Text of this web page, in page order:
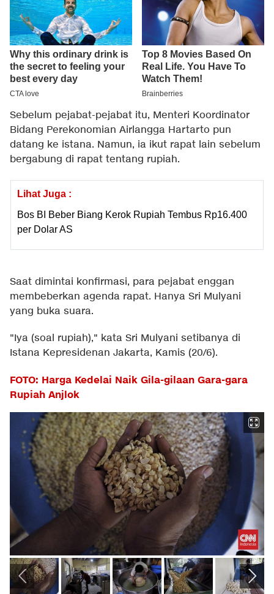
Sebelum pejabat-pejabat itu, Menteri Koordinator
Bidang Perekonomian Airlangga Hartarto pun
datang ke istana. Namun, ia ikut rapat lain sebelum
bergabung di rapat tentang rupiah.
Lihat Juga :
Bos BI Beber Biang Kerok Rupiah Tembus Rp16.400
per Dolar AS
Saat dimintai konfirmasi, para pejabat enggan
membeberkan agenda rapat. Hanya Sri Mulyani
yang buka suara.
"Iya (soal rupiah)," kata Sri Mulyani setibanya di
Istana Kepresidenan Jakarta, Kamis (20/6).
FOTO: Harga Kedelai Naik Gila-gilaan Gara-gara
Rupiah Anjlok